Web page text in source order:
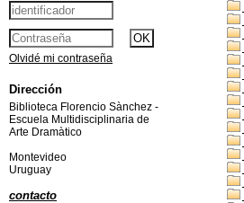
Olvidé mi contraseña
Dirección
Biblioteca Florencio Sànchez -
Escuela Multidisciplinaria de
Arte Dramàtico
Montevideo
Uruguay
contacto